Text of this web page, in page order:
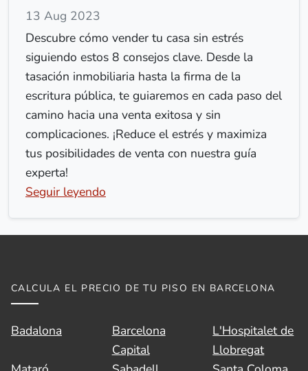
13 Aug 2023
Descubre cómo vender tu casa sin estrés
siguiendo estos 8 consejos clave. Desde la
tasación inmobiliaria hasta la firma de la
escritura pública, te guiaremos en cada paso del
camino hacia una venta exitosa y sin
complicaciones. ¡Reduce el estrés y maximiza
tus posibilidades de venta con nuestra guía
experta!
Seguir leyendo
CALCULA EL PRECIO DE TU PISO EN BARCELONA
Badalona
Barcelona
Capital
L'Hospitalet de
Llobregat